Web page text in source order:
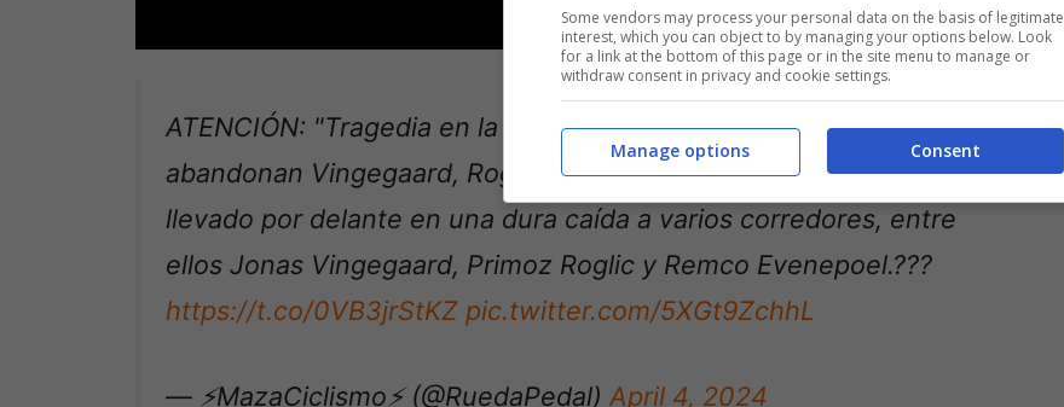
ATENCIÓN: "Tragedia en la Itzulia" ¡¡Durísima caída múltiple y
abandonan Vingegaard, Roglic y Evenepoel!! La cuarta etapa se ha
llevado por delante en una dura caída a varios corredores, entre
ellos Jonas Vingegaard, Primoz Roglic y Remco Evenepoel.???
https://t.co/0VB3jrStKZ pic.twitter.com/5XGt9ZchhL
— ⚡MazaCiclismo⚡ (@RuedaPedal) April 4, 2024
Some vendors may process your personal data on the basis of legitimate
interest, which you can object to by managing your options below. Look
for a link at the bottom of this page or in the site menu to manage or
withdraw consent in privacy and cookie settings.
Consent
Manage options